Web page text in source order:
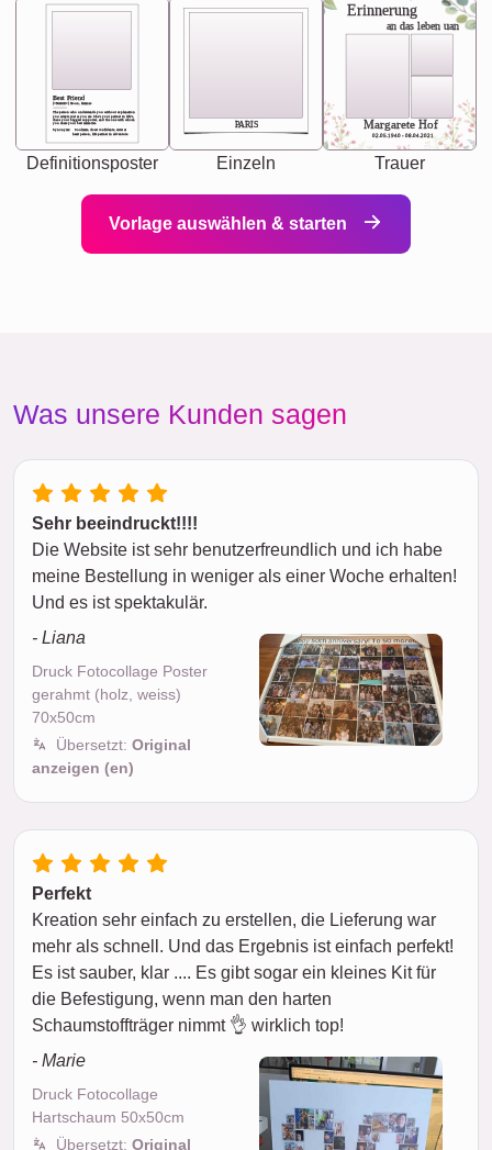
Best Friend
[<NAME>] Noun, feminie
Synonyms: Soulmate, closet confidante, sister at
heart person, life partner in adventure.
The person who understands you without explanation
you accepts just as you are. She's your partner in life's,
chaos your biggest supporter, and the one with whom
you share your best memories.
Definitionsposter
PARIS
Einzeln
Erinnerung
an das leben uan
Margarete Hof
02.05.1940 - 08.04.2021
Trauer
Vorlage auswählen & starten
Was unsere Kunden sagen
Sehr beeindruckt!!!!
Die Website ist sehr benutzerfreundlich und ich habe
meine Bestellung in weniger als einer Woche erhalten!
Und es ist spektakulär.
- Liana
Druck Fotocollage Poster
gerahmt (holz, weiss)
70x50cm
Übersetzt: Original
anzeigen (en)
Perfekt
Kreation sehr einfach zu erstellen, die Lieferung war
mehr als schnell. Und das Ergebnis ist einfach perfekt!
Es ist sauber, klar .... Es gibt sogar ein kleines Kit für
die Befestigung, wenn man den harten
Schaumstoffträger nimmt 👌 wirklich top!
- Marie
Druck Fotocollage
Hartschaum 50x50cm
Übersetzt: Original